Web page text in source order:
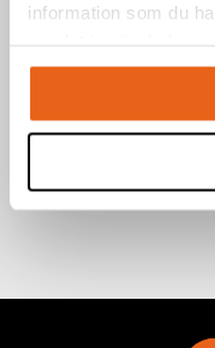
information som du